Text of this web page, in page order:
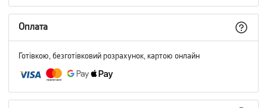
Оплата
Готівкою, безготівковий розрахунок, картою онлайн